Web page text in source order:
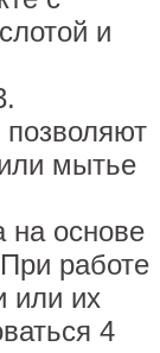
и
позволяют
мытье
на основе
работе
или их
4